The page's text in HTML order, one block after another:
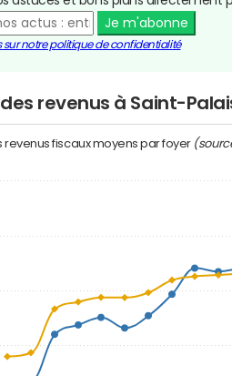
Je m'abonne
sur notre politique de confidentialité
des revenus à Saint-
revenus fiscaux moyens par foyer